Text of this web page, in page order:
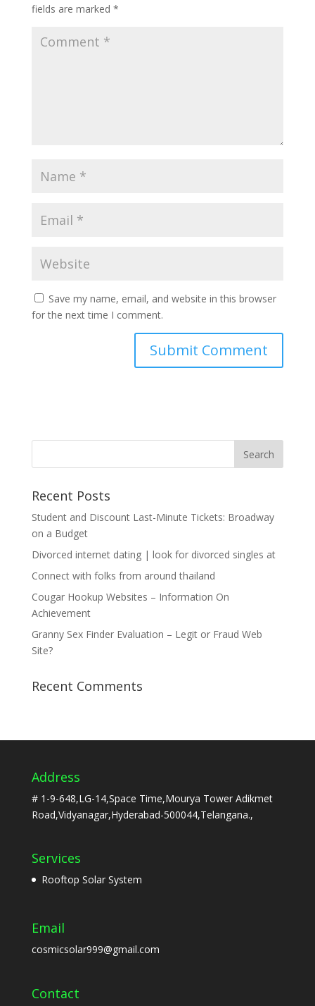
fields are marked *
Save my name, email, and website in this browser
for the next time I comment.
Recent Posts
Student and Discount Last-Minute Tickets: Broadway
on a Budget
Divorced internet dating | look for divorced singles at
Connect with folks from around thailand
Cougar Hookup Websites – Information On
Achievement
Granny Sex Finder Evaluation – Legit or Fraud Web
Site?
Recent Comments
Address
# 1-9-648,LG-14,Space Time,Mourya Tower Adikmet
Road,Vidyanagar,Hyderabad-500044,Telangana.,
Services
Rooftop Solar System
Email
cosmicsolar999@gmail.com
Contact